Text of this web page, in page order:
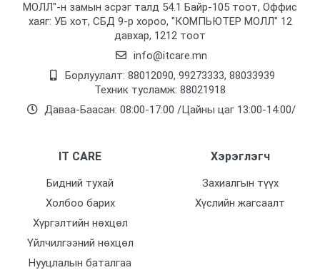
МОЛЛ᠌"-н замын эсрэг талд 54.1 Байр-105 тоот, Оффис
хаяг: УБ хот, СБД 9-р хороо, "КОМПЬЮТЕР МОЛЛ᠌" 12
давхар, 1212 тоот
info@itcare.mn
Борлуулалт: 88012090, 99273333, 88033939
Техник тусламж: 88021918
Даваа-Баасан: 08:00-17:00 /Цайны цаг 13:00-14:00/
IT CARE
Бидний тухай
Холбоо барих
Хүргэлтийн нөхцөл
Үйлчилгээний нөхцөл
Нууцлалын баталгаа
Хэрэглэгч
Захиалгын түүх
Хүслийн жагсаалт